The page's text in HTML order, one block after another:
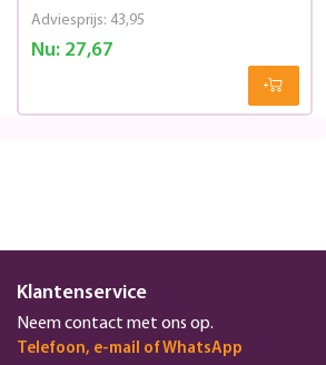
Nu:27,67
Adviesprijs: 43,95
Klantenservice
Neem contact met ons op.
Telefoon, e-mail of WhatsApp